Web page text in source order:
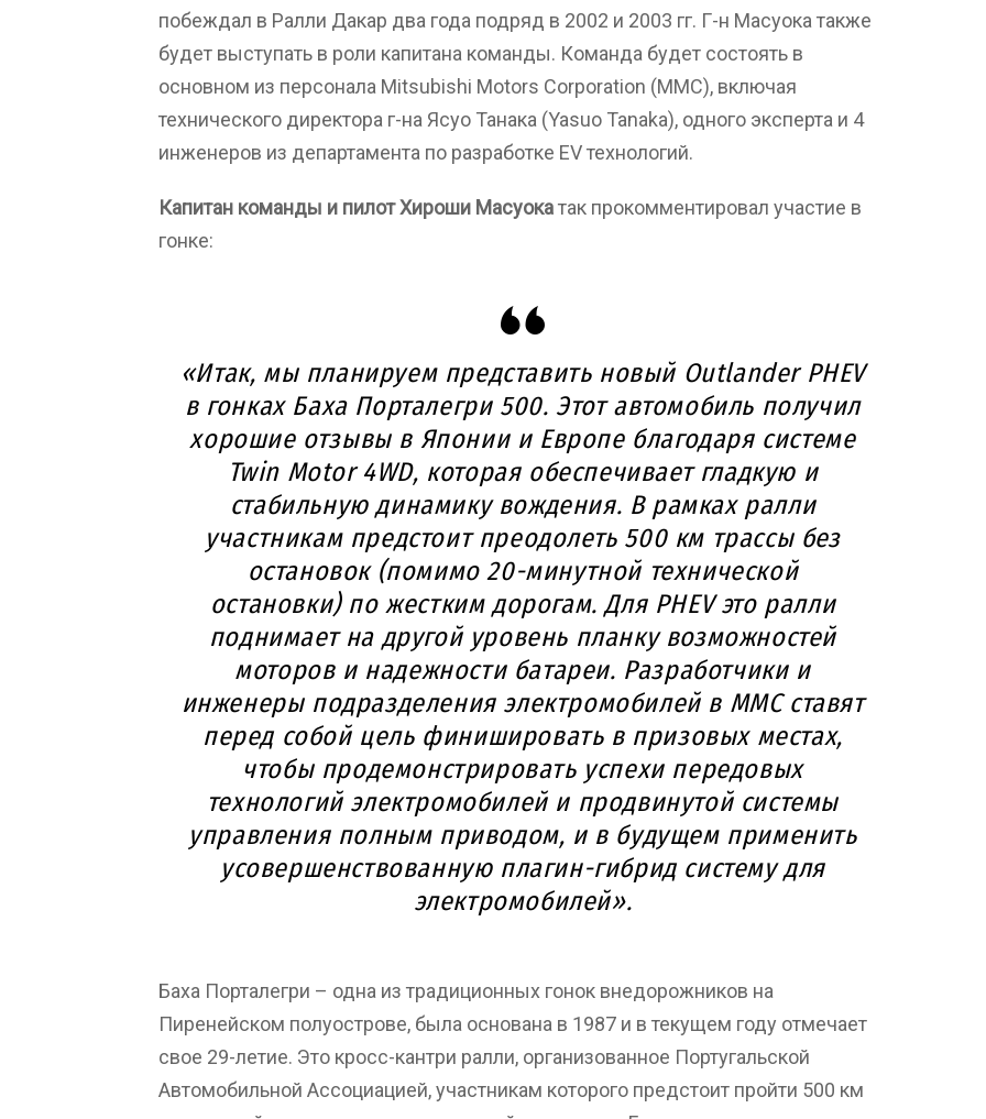
побеждал в Ралли Дакар два года подряд в 2002 и 2003 гг. Г-н Масуока также
будет выступать в роли капитана команды. Команда будет состоять в
основном из персонала Mitsubishi Motors Corporation (MMC), включая
технического директора г-на Ясуо Танака (Yasuo Tanaka), одного эксперта и 4
инженеров из департамента по разработке EV технологий.
Капитан команды и пилот Хироши Масуокатак прокомментировал участие в
гонке:
«Итак, мы планируем представить новый Outlander PHEV
в гонках Баха Порталегри 500. Этот автомобиль получил
хорошие отзывы в Японии и Европе благодаря системе
Twin Motor 4WD, которая обеспечивает гладкую и
стабильную динамику вождения. В рамках ралли
участникам предстоит преодолеть 500 км трассы без
остановок (помимо 20-минутной технической
остановки) по жестким дорогам. Для PHEV это ралли
поднимает на другой уровень планку возможностей
моторов и надежности батареи. Разработчики и
инженеры подразделения электромобилей в ММС ставят
перед собой цель финишировать в призовых местах,
чтобы продемонстрировать успехи передовых
технологий электромобилей и продвинутой системы
управления полным приводом, и в будущем применить
усовершенствованную плагин-гибрид систему для
электромобилей».
Баха Порталегри – одна из традиционных гонок внедорожников на
Пиренейском полуострове, была основана в 1987 и в текущем году отмечает
свое 29-летие. Это кросс-кантри ралли, организованное Португальской
Автомобильной Ассоциацией, участникам которого предстоит пройти 500 км